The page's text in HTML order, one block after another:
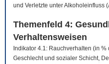
und Verletzte unter Alkoholeinfluss
Themenfeld 4:
Verhaltensweisen
Indikator 4.1: Rauchverhalten (in %
Geschlecht und sozialer Schicht,